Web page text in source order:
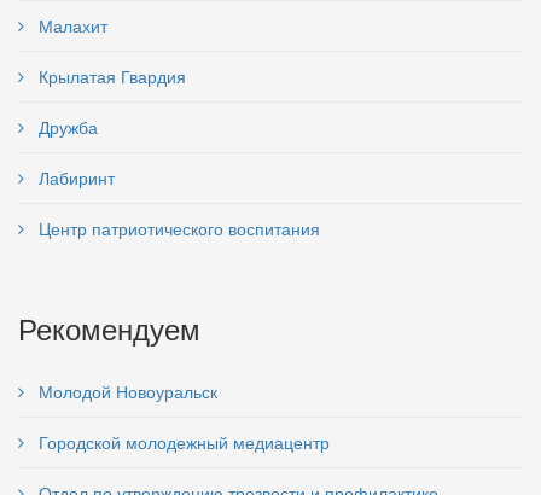
Малахит
Крылатая Гвардия
Дружба
Лабиринт
Центр патриотического воспитания
Рекомендуем
Молодой Новоуральск
Городской молодежный медиацентр